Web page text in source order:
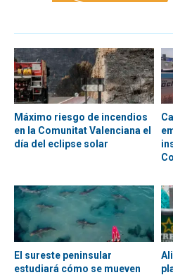
Máximo riesgo de incendios
en la Comunitat Valenciana el
día del eclipse solar
El sureste peninsular
estudiará cómo se mueven